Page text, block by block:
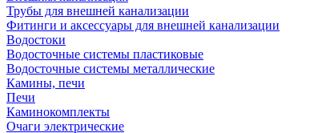
Трубы для внешней канализации
Фитинги и аксессуары для внешней канализации
Водостоки
Водосточные системы пластиковые
Водосточные системы металлические
Камины, печи
Печи
Каминокомплекты
Очаги электрические